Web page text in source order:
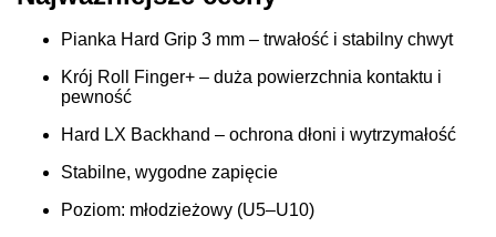
Pianka Hard Grip 3 mm – trwałość i stabilny chwyt
Krój Roll Finger+ – duża powierzchnia kontaktu i
pewność
Hard LX Backhand – ochrona dłoni i wytrzymałość
Stabilne, wygodne zapięcie
Poziom: młodzieżowy (U5–U10)